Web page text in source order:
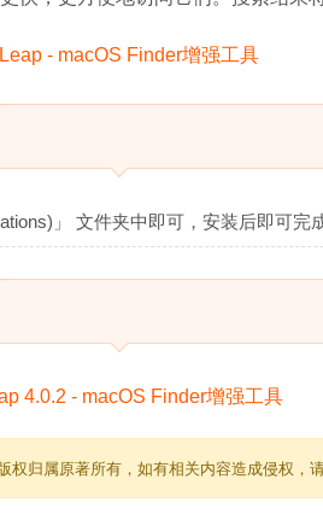
」 文件夹中即可，安装后即可完
归属原著所有，如有相关内容造成侵权，